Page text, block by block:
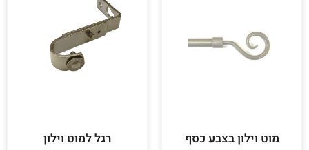
מוט וילון בצבע כסף
רגל למוט וילון